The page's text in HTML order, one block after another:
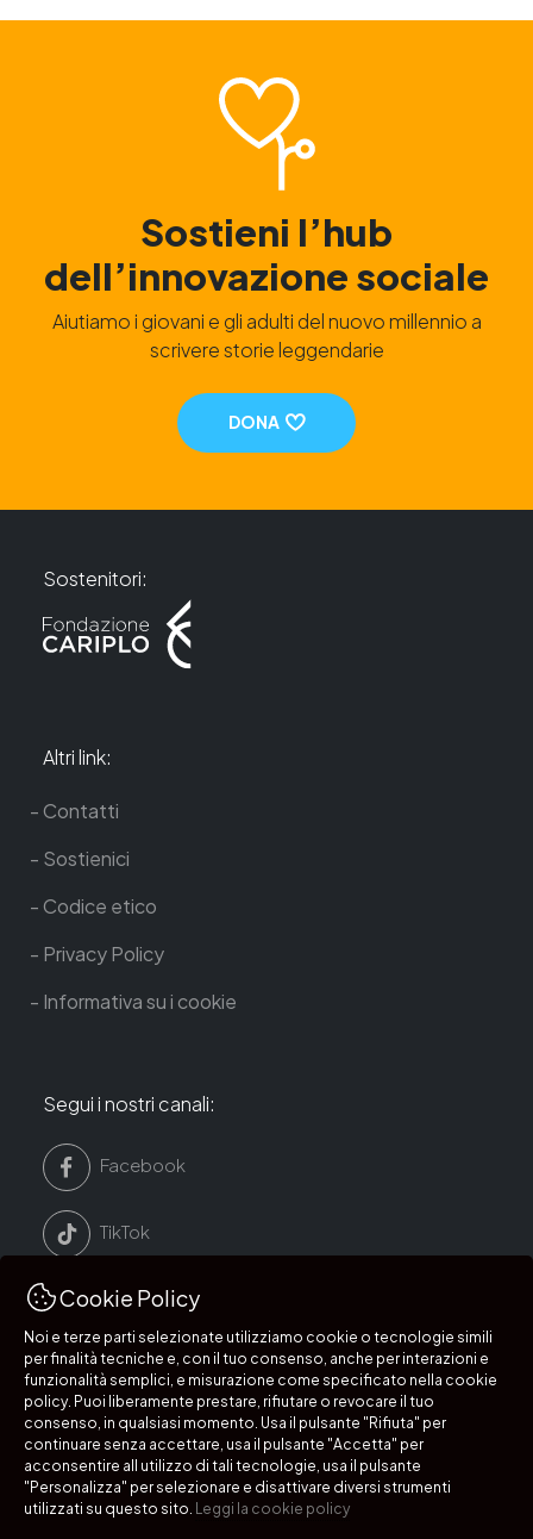
Sostieni l’hub
dell’innovazione sociale
Aiutiamo i giovani e gli adulti del nuovo millennio a
scrivere storie leggendarie
DONA
Sostenitori:
Altri link:
Contatti
Sostienici
Codice etico
Privacy Policy
Informativa su i cookie
Segui i nostri canali:
Facebook
TikTok
LinkedIn
Instagram
Segui i nostri canali:
Cookie Policy
Noi e terze parti selezionate utilizziamo cookie o tecnologie simili
per finalità tecniche e, con il tuo consenso, anche per interazioni e
funzionalità semplici, e misurazione come specificato nella cookie
policy. Puoi liberamente prestare, rifiutare o revocare il tuo
consenso, in qualsiasi momento. Usa il pulsante "Rifiuta" per
continuare senza accettare, usa il pulsante "Accetta" per
acconsentire all utilizzo di tali tecnologie, usa il pulsante
"Personalizza" per selezionare e disattivare diversi strumenti
utilizzati su questo sito. Leggi la cookie policy